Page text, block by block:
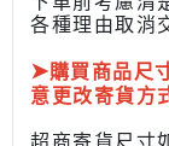
各種理由取消
➤購買商品尺
意更改寄貨方
超商寄貨尺寸